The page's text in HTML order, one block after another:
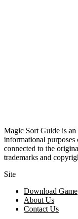
Magic Sort Guide is an
informational
connected to the
trademarks and
Site
Download Game
About Us
Contact Us